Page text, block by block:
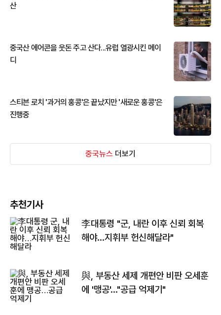
산
중국산 에어콘을 웃돈 주고 산다...유럽 열광시킨 메이
디
스티븐 로치 '과거의 홍콩'은 끝났지만 '새로운 홍콩'은
진행중
중국뉴스 더보기
추천기사
李대통령 "군, 내란 이후 신뢰 회복
해야…지휘부 헌신해달라"
與, 부동산 세제 개편안 비판 오세훈
에 '맹공'…"공급 억제기"